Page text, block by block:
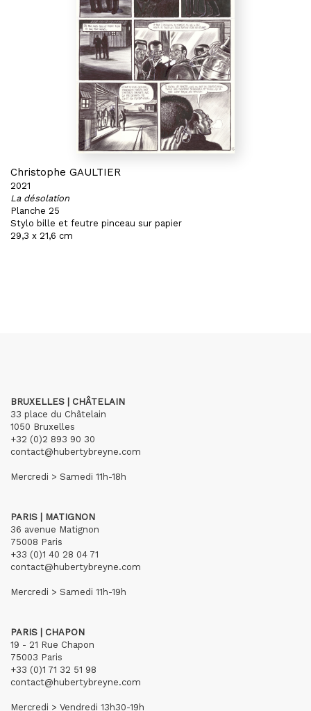
Christophe GAULTIER
2021
La désolation
Planche 25
Stylo bille et feutre pinceau sur papier
29,3 x 21,6 cm
BRUXELLES | CHÂTELAIN
33 place du Châtelain
1050 Bruxelles
+32 (0)2 893 90 30
contact@hubertybreyne.com
Mercredi > Samedi 11h-18h
PARIS | MATIGNON
36 avenue Matignon
75008 Paris
+33 (0)1 40 28 04 71
contact@hubertybreyne.com
Mercredi > Samedi 11h-19h
PARIS | CHAPON
19 - 21 Rue Chapon
75003 Paris
+33 (0)1 71 32 51 98
contact@hubertybreyne.com
Mercredi > Vendredi 13h30-19h